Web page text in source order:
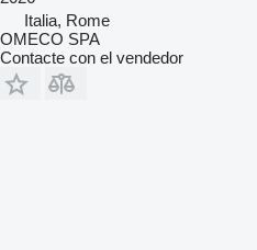
Italia, Rome
OMECO SPA
Contacte con el vendedor